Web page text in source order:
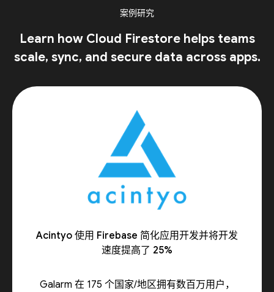
案例研究
Learn how Cloud Firestore helps teams
scale, sync, and secure data across apps.
Acintyo 使用 Firebase 简化应用开发并将开发
速度提高了 25%
Galarm 在 175 个国家/地区拥有数百万用户，